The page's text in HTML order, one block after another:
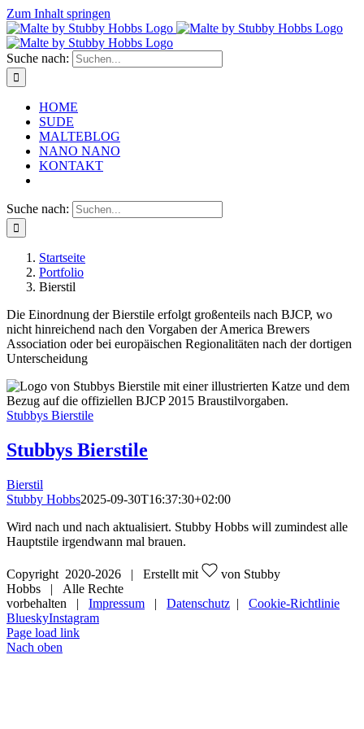
Zum Inhalt springen
Suche nach:
HOME
SUDE
MALTEBLOG
NANO NANO
KONTAKT
Suche nach:
Startseite
Portfolio
Bierstil
Die Einordnung der Bierstile erfolgt großenteils nach BJCP, wo
nicht hinreichend nach den Vorgaben der America Brewers
Association oder bei europäischen Regionalitäten nach der dortigen
Unterscheidung
Stubbys Bierstile
Stubbys Bierstile
Bierstil
Stubby Hobbs2025-09-30T16:37:30+02:00
Wird nach und nach aktualisiert. Stubby Hobbs will zumindest alle
Hauptstile irgendwann mal brauen.
Copyright 2020-2026 | Erstellt mit
von Stubby
Hobbs | Alle Rechte
vorbehalten | Impressum | Datenschutz | Cookie-Richtlinie
BlueskyInstagram
Page load link
Nach oben